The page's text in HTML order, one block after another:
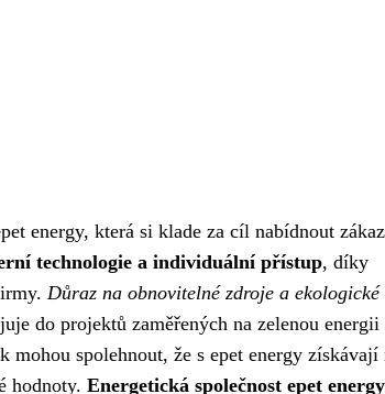
energy, která si klade za cíl nabídnout
technologie a individuální přístup, díky
Důraz na obnovitelné zdroje a ekologické
do projektů zaměřených na zelenou energii
spolehnout, že s epet energy získávají
hodnoty. Energetická společnost epet energy